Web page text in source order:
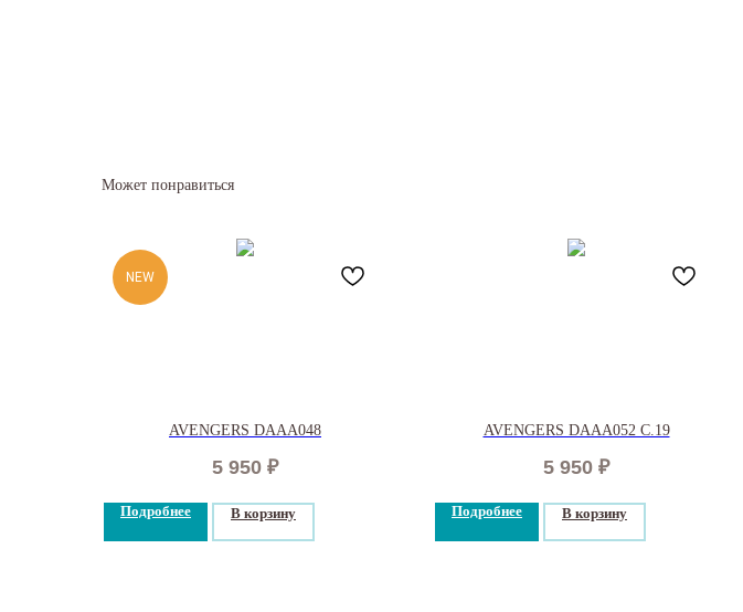
Может понравиться
NEW
AVENGERS DAAA048
5 950 ₽
Подробнее В корзину
AVENGERS DAAA052 C.19
5 950 ₽
Подробнее В корзину